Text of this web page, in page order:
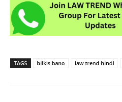
TAGS bilkis bano law trend hindi